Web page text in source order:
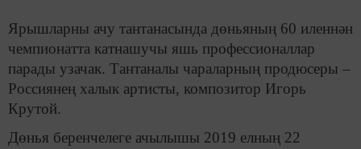
Ярышларны ачу тантанасында дөньяның 60 иленнән
чемпионатта катнашучы яшь профессионаллар
парады узачак. Тантаналы чараларның продюсеры –
Россиянең халык артисты, композитор Игорь
Крутой.
Дөнья беренчелеге ачылышы 2019 елның 22